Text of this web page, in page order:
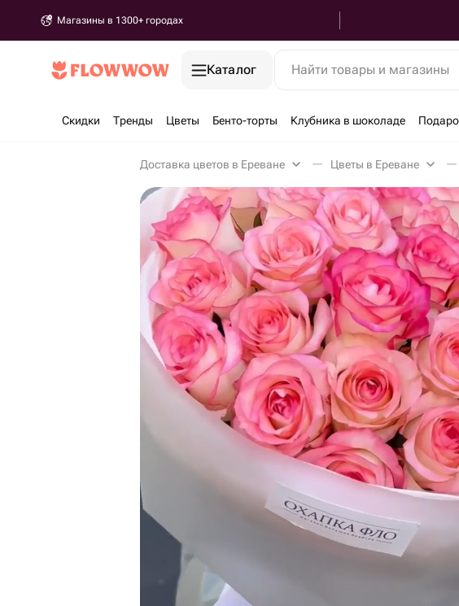
Магазины в 1300+ городах
Каталог Найти товары и магазины
Скидки Тренды Цветы Бенто-торты Клубника в шоколаде
Доставка цветов в Ереване Цветы в Ереване